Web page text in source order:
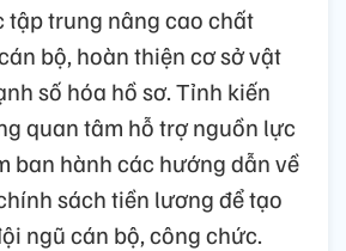
tập trung nâng cao chất
bộ, hoàn thiện cơ sở vật
số hóa hồ sơ. Tỉnh kiến
quan tâm hỗ trợ nguồn lực
ban hành các hướng dẫn về
sách tiền lương để tạo
ngũ cán bộ, công chức.